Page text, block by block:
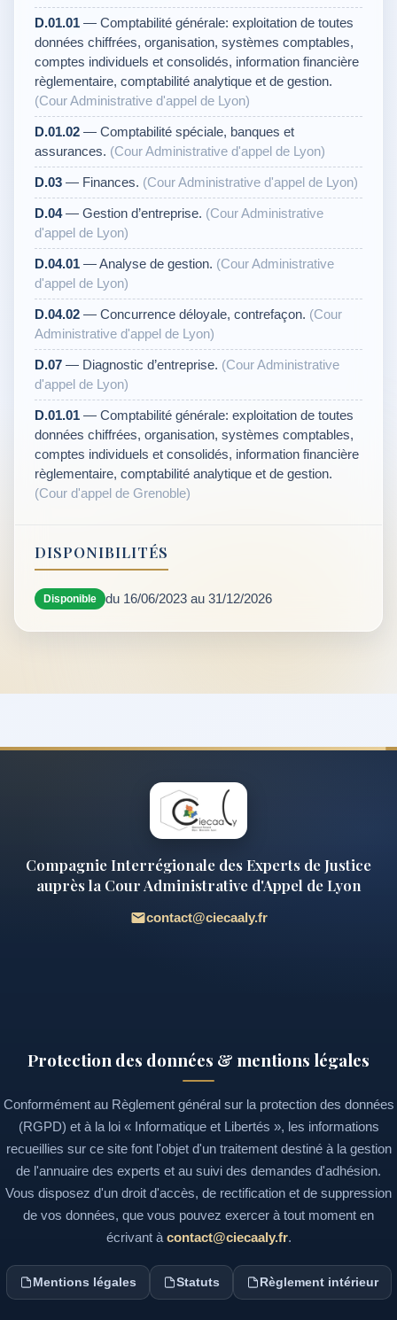
D.01.01 — Comptabilité générale: exploitation de toutes
données chiffrées, organisation, systèmes comptables,
comptes individuels et consolidés, information financière
règlementaire, comptabilité analytique et de gestion.
(Cour Administrative d'appel de Lyon)
D.01.02 — Comptabilité spéciale, banques et
assurances. (Cour Administrative d'appel de Lyon)
D.03 — Finances. (Cour Administrative d'appel de Lyon)
D.04— Gestion d’entreprise. (Cour Administrative
d'appel de Lyon)
D.04.01 — Analyse de gestion. (Cour Administrative
d'appel de Lyon)
D.04.02 — Concurrence déloyale, contrefaçon. (Cour
Administrative d'appel de Lyon)
D.07 — Diagnostic d’entreprise. (Cour Administrative
d'appel de Lyon)
D.01.01 — Comptabilité générale: exploitation de toutes
données chiffrées, organisation, systèmes comptables,
comptes individuels et consolidés, information financière
règlementaire, comptabilité analytique et de gestion.
(Cour d'appel de Grenoble)
DISPONIBILITÉS
Disponible du 16/06/2023 au 31/12/2026
Compagnie Interrégionale des Experts de Justice
auprès la Cour Administrative d'Appel de Lyon
contact@ciecaaly.fr
Protection des données & mentions légales
Conformément au Règlement général sur la protection des données
(RGPD) et à la loi « Informatique et Libertés », les informations
recueillies sur ce site font l'objet d'un traitement destiné à la gestion
de l'annuaire des experts et au suivi des demandes d'adhésion.
Vous disposez d'un droit d'accès, de rectification et de suppression
de vos données, que vous pouvez exercer à tout moment en
écrivant à contact@ciecaaly.fr.
Mentions légales Statuts Règlement intérieur